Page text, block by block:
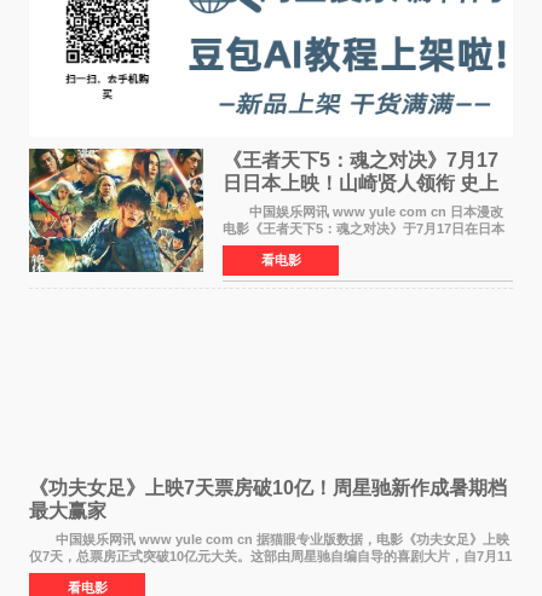
《王者天下5：魂之对决》7月17
日日本上映！山崎贤人领衔 史上
最大“函谷关防卫战”
中国娱乐网讯 www yule com cn 日本漫改
电影《王者天下5：魂之对决》于7月17日在日本
全国上映。这部由佐藤信介执导、山崎贤人主演
的历史动作片，改编自原泰久同名人气漫画，继
续讲述信和漂
看电影
《功夫女足》上映7天票房破10亿！周星驰新作成暑期档
最大赢家
中国娱乐网讯 www yule com cn 据猫眼专业版数据，电影《功夫女足》上映
仅7天，总票房正式突破10亿元大关。这部由周星驰自编自导的喜剧大片，自7月11
日公映以来便展现出惊人的市场统治力。
看电影